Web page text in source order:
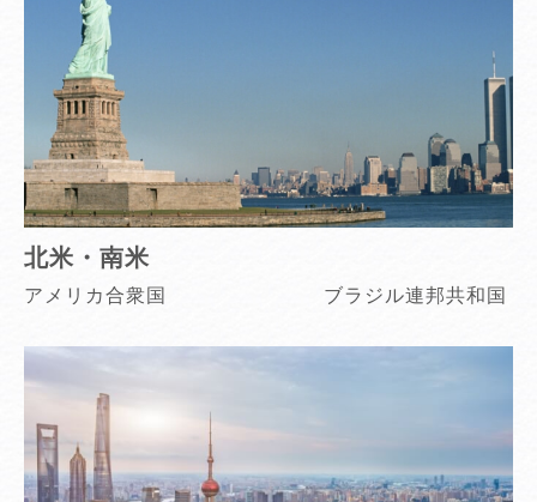
北米・南米
アメリカ合衆国 ブラジル連邦共和国